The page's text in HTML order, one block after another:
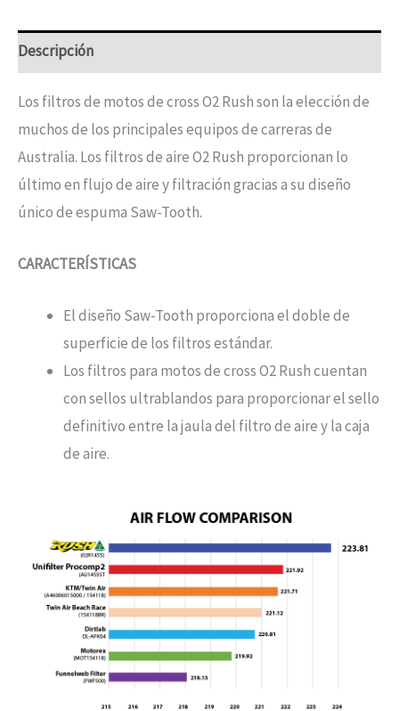
Descripción
Los filtros de motos de cross O2 Rush son la elección de
muchos de los principales equipos de carreras de
Australia. Los filtros de aire O2 Rush proporcionan lo
último en flujo de aire y filtración gracias a su diseño
único de espuma Saw-Tooth.
CARACTERÍSTICAS
El diseño Saw-Tooth proporciona el doble de
superficie de los filtros estándar.
Los filtros para motos de cross O2 Rush cuentan
con sellos ultrablandos para proporcionar el sello
definitivo entre la jaula del filtro de aire y la caja
de aire.